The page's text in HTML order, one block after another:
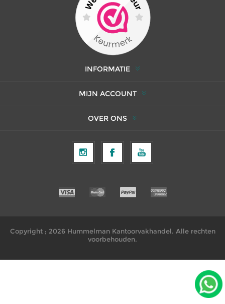
INFORMATIE
MIJN ACCOUNT
OVER ONS
Copyright ; 2026 Hummelman Kantoorvakhandel. Alle rechten
voorbehouden.